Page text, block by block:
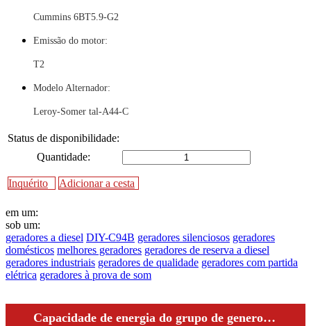
Cummins 6BT5.9-G2
Emissão do motor:
T2
Modelo Alternador:
Leroy-Somer tal-A44-C
Status de disponibilidade:
Quantidade:
Inquérito Adicionar a cesta
em um:
sob um:
geradores a diesel DIY-C94B geradores silenciosos geradores
domésticos melhores geradores geradores de reserva a diesel
geradores industriais geradores de qualidade geradores com partida
elétrica geradores à prova de som
Capacidade de energia do grupo de generosta